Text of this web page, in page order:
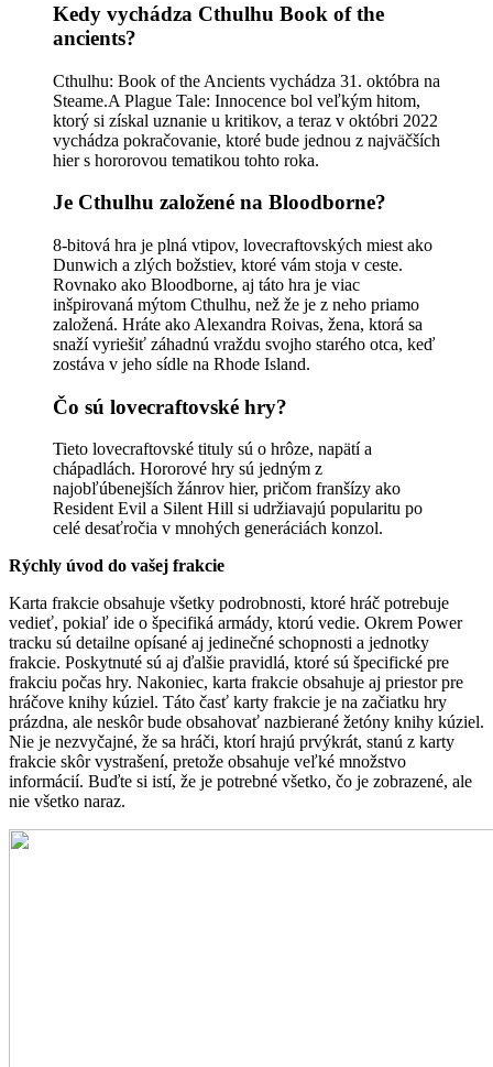
Kedy vychádza Cthulhu Book of the
ancients?
Cthulhu: Book of the Ancients vychádza 31. októbra na
Steame.A Plague Tale: Innocence bol veľkým hitom,
ktorý si získal uznanie u kritikov, a teraz v októbri 2022
vychádza pokračovanie, ktoré bude jednou z najväčších
hier s hororovou tematikou tohto roka.
Je Cthulhu založené na Bloodborne?
8-bitová hra je plná vtipov, lovecraftovských miest ako
Dunwich a zlých božstiev, ktoré vám stoja v ceste.
Rovnako ako Bloodborne, aj táto hra je viac
inšpirovaná mýtom Cthulhu, než že je z neho priamo
založená. Hráte ako Alexandra Roivas, žena, ktorá sa
snaží vyriešiť záhadnú vraždu svojho starého otca, keď
zostáva v jeho sídle na Rhode Island.
Čo sú lovecraftovské hry?
Tieto lovecraftovské tituly sú o hrôze, napätí a
chápadlách. Hororové hry sú jedným z
najobľúbenejších žánrov hier, pričom franšízy ako
Resident Evil a Silent Hill si udržiavajú popularitu po
celé desaťročia v mnohých generáciách konzol.
Rýchly úvod do vašej frakcie
Karta frakcie obsahuje všetky podrobnosti, ktoré hráč potrebuje
vedieť, pokiaľ ide o špecifiká armády, ktorú vedie. Okrem Power
tracku sú detailne opísané aj jedinečné schopnosti a jednotky
frakcie. Poskytnuté sú aj ďalšie pravidlá, ktoré sú špecifické pre
frakciu počas hry. Nakoniec, karta frakcie obsahuje aj priestor pre
hráčove knihy kúziel. Táto časť karty frakcie je na začiatku hry
prázdna, ale neskôr bude obsahovať nazbierané žetóny knihy kúziel.
Nie je nezvyčajné, že sa hráči, ktorí hrajú prvýkrát, stanú z karty
frakcie skôr vystrašení, pretože obsahuje veľké množstvo
informácií. Buďte si istí, že je potrebné všetko, čo je zobrazené, ale
nie všetko naraz.